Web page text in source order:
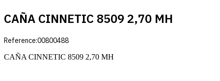
CAÑA CINNETIC 8509 2,70 MH
Reference:00800488
CAÑA CINNETIC 8509 2,70 MH